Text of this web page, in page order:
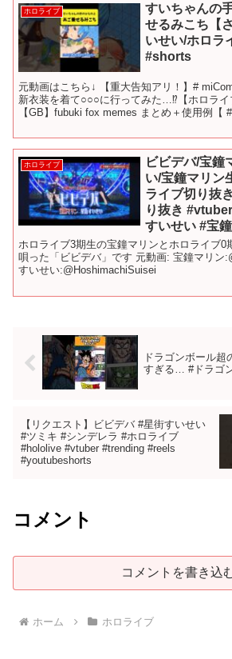
ホロライブ
すいちゃんの
せるみこち【
いせい/ホロラ
#shorts
元動画はこちら↓ 【重大告知アリ！】#
新衣装を着て○○○に行ってみた…⁉【ホロライ
【GB】fubuki fox memes まとめ＋使用例【
ホロライブ
ビビデバ/宝鐘
い/宝鐘マリン
ライブ切り抜
り抜き
すいせい #宝
ホロライブ3期生の宝鐘マリンとホロライブ0
唄った「ビビデバ」です 元動画: 宝鐘マリン
すいせい:​⁠​⁠@HoshimachiSuisei
ドラゴンボール超
すぎる… #ドラゴ
【リクエスト】ビビデバ #星街すいせい
#ツミキ #シンデレラ #ホロライブ
#hololive #vtuber #trending #reels
#youtubeshorts
コメント
コメントを書き込
ホーム ホロライブ